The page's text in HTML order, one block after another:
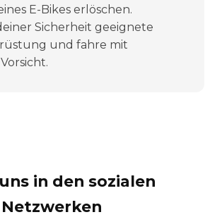
E-Bikes erlöschen.
Sicherheit geeignete
und fahre mit
in den sozialen
Netzwerken